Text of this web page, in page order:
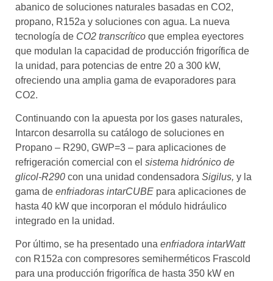
abanico de soluciones naturales basadas en CO2,
propano, R152a y soluciones con agua. La nueva
tecnología de CO2 transcrítico que emplea eyectores
que modulan la capacidad de producción frigorífica de
la unidad, para potencias de entre 20 a 300 kW,
ofreciendo una amplia gama de evaporadores para
CO2.
Continuando con la apuesta por los gases naturales,
Intarcon desarrolla su catálogo de soluciones en
Propano – R290, GWP=3 – para aplicaciones de
refrigeración comercial con el sistema hidrónico de
glicol-R290 con una unidad condensadora Sigilus, y la
gama de enfriadoras intarCUBE para aplicaciones de
hasta 40 kW que incorporan el módulo hidráulico
integrado en la unidad.
Por último, se ha presentado una enfriadora intarWatt
con R152a con compresores semiherméticos Frascold
para una producción frigorífica de hasta 350 kW en